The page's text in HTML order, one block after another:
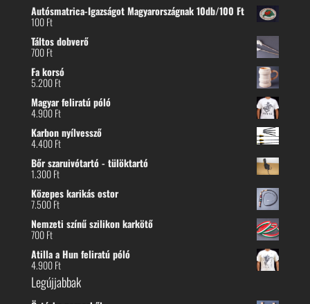
Autósmatrica-Igazságot Magyarországnak 10db/100 Ft
100Ft
Táltos dobverő
700Ft
Fa korsó
5.200Ft
Magyar feliratú póló
4.900Ft
Karbon nyílvessző
4.400Ft
Bőr szaruivótartó - tülöktartó
1.300Ft
Közepes karikás ostor
7.500Ft
Nemzeti színű szilikon karkötő
700Ft
Atilla a Hun feliratú póló
4.900Ft
Legújjabbak